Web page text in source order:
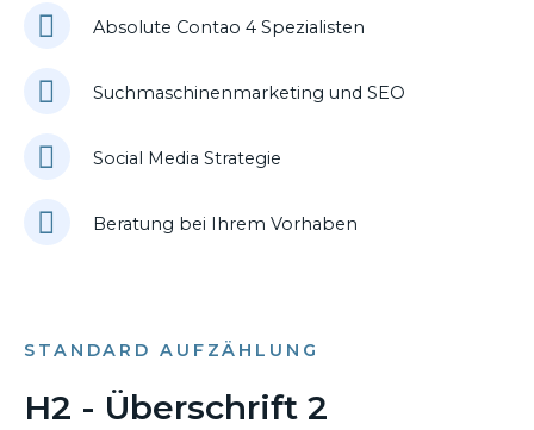
Absolute Contao 4 Spezialisten
Suchmaschinenmarketing und SEO
Social Media Strategie
Beratung bei Ihrem Vorhaben
STANDARD AUFZÄHLUNG
H2 - Überschrift 2